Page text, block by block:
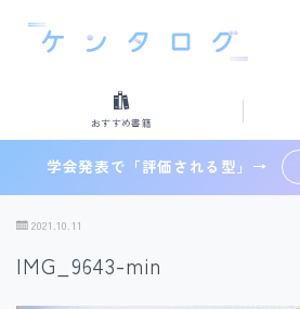
おすすめ書籍
学会発表で「評価される型」→
2021.10.11
IMG_9643-min